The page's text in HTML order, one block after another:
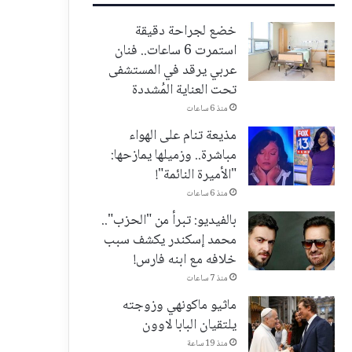
خضع لجراحة دقيقة
استمرت 6 ساعات.. فنان
عربي يرقد في المستشفى
تحت العناية المُشددة
منذ 6 ساعات
مذيعة تنام على الهواء
مباشرة.. وزميلها يمازحها:
"الأميرة النائمة"!
منذ 6 ساعات
بالفيديو: تبرأ من "الحزب"..
محمد إسكندر يكشف سبب
خلافه مع ابنه فارس!
منذ 7 ساعات
ماثيو ماكونهي وزوجته
يلتقيان البابا لاوون
منذ 19 ساعة